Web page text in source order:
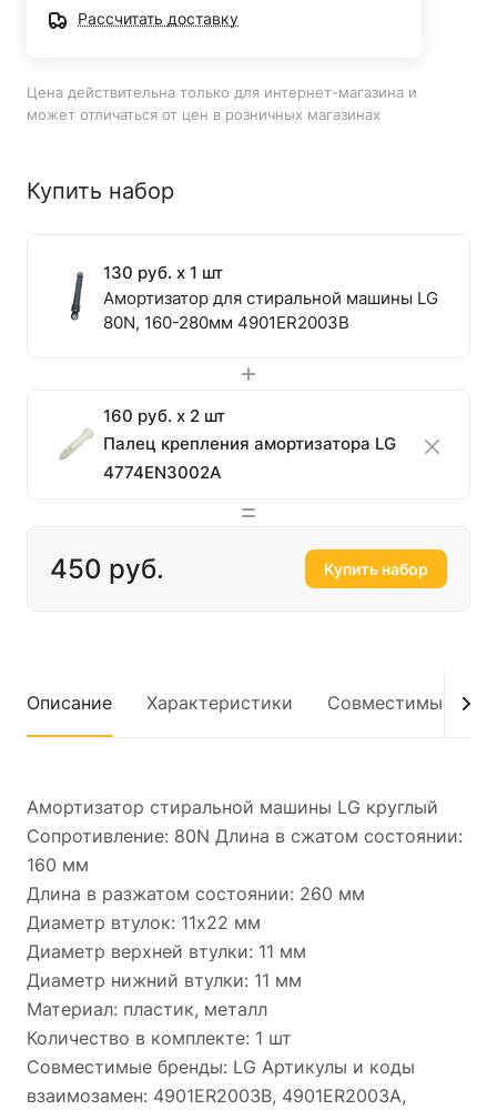
Рассчитать доставку
Цена действительна только для интернет-магазина и
может отличаться от цен в розничных магазинах
Купить набор
130 руб. x 1 шт
Амортизатор для стиральной машины LG
80N, 160-280мм 4901ER2003B
Палец крепления амортизатора LG
4774EN3002A
160 руб. x 2 шт
450 руб. Купить набор
Описание Характеристики Совместимые
Амортизатор стиральной машины LG круглый
Сопротивление: 80N Длина в сжатом состоянии:
160 мм
Длина в разжатом состоянии: 260 мм
Диаметр втулок: 11x22 мм
Диаметр верхней втулки: 11 мм
Диаметр нижний втулки: 11 мм
Материал: пластик, металл
Количество в комплекте: 1 шт
Совместимые бренды: LG Артикулы и коды
взаимозамен: 4901ER2003B, 4901ER2003A,